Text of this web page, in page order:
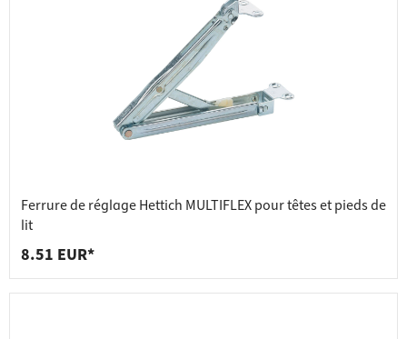
Ferrure de réglage Hettich MULTIFLEX pour têtes et pieds de
lit
8.51 EUR*